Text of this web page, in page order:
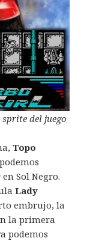
del juego
Topo
podemos
en Sol Negro.
Lady
embrujo, la
la primera
podemos